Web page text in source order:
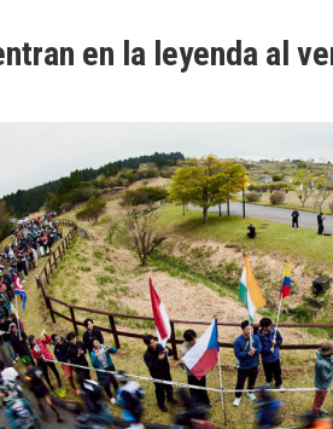
en la leyenda al